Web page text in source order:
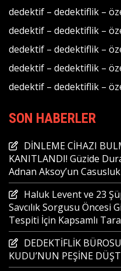
dedektif – dedektiflik –
dedektif – dedektiflik –
dedektif – dedektiflik –
dedektif – dedektiflik –
dedektif – dedektiflik –
SON HABERLER
DİNLEME CİHAZI
KANITLANDI! Güzide
Adnan Aksoy’un
Haluk Levent ve 23
Savcılık Sorgusu Öncesi
Tespiti İçin Kapsamlı
DEDEKTİFLİK
KUDU’NUN PEŞİNE